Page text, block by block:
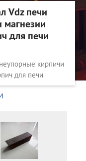
Vdz печи
магнезии
для печи
кирпичи
для печи